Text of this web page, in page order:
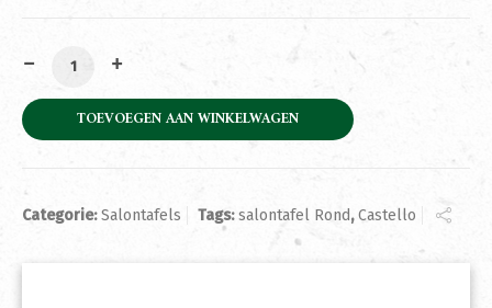
Salontafel Castello 100cm aantal
TOEVOEGEN AAN WINKELWAGEN
Categorie:Salontafels Tags:salontafel Rond,Castello